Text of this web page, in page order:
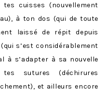
cuisses (nouvellement
à ton dos (qui de toute
laissé de répit depuis
s’est considérablement
à s’adapter à sa nouvelle
sutures (déchirures
et ailleurs encore